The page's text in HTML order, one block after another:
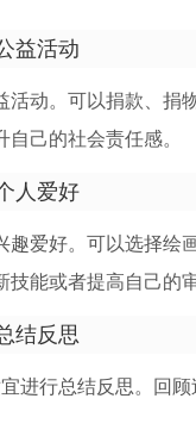
益活动
动。可以捐款、
己的社会责任感。
人爱好
爱好。可以选择
能或者提高自己的
结反思
进行总结反思。回